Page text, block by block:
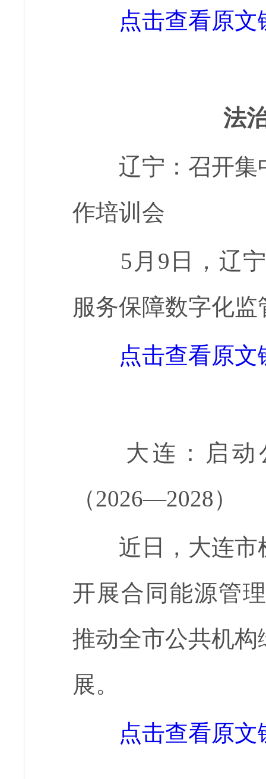
点击查看原文
法
辽宁：召开集
作培训会
5月9日，辽
服务保障数字化
点击查看原文
大连：启
（2026—2028）
近日，大连市
开展合同能源管
推动全市公共机
展。
点击查看原文